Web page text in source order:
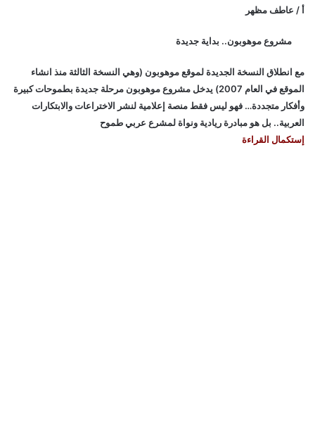
أ / عاطف مظهر
مشروع موهوبون.. بداية جديدة
مع انطلاق النسخة الجديدة لموقع موهوبون (وهي النسخة الثالثة منذ انشاء
الموقع في العام 2007) يدخل مشروع موهوبون مرحلة جديدة بطموحات كبيرة
وأفكار متجددة… فهو ليس فقط منصة إعلامية لنشر الاختراعات والابتكارات
العربية.. بل هو مبادرة ريادية ونواة لمشرع عربي طموح
إستكمال القراءة